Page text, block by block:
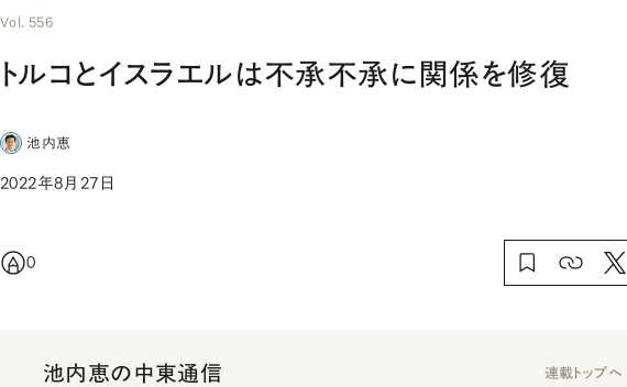
Vol. 556
トルコとイスラエルは不承不承に関係を修復
池内恵
2022年8月27日
0
池内恵の中東通信 連載トップへ